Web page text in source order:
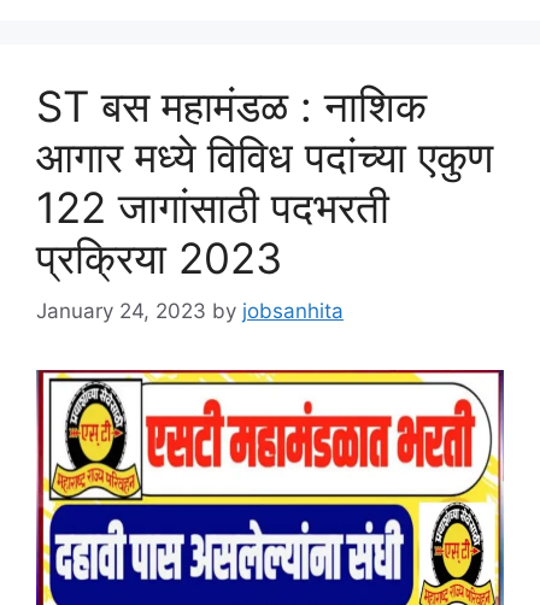
ST बस महामंडळ : नाशिक
आगार मध्ये विविध पदांच्या एकुण
122 जागांसाठी पदभरती
प्रक्रिया 2023
January 24, 2023 by jobsanhita